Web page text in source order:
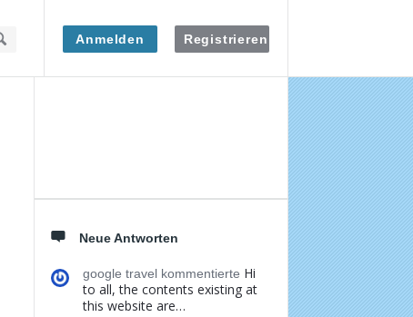
Anmelden Registrieren
Seitenleiste
Neue Antworten
google travel kommentierte Hi
to all, the contents existing at
this website are…